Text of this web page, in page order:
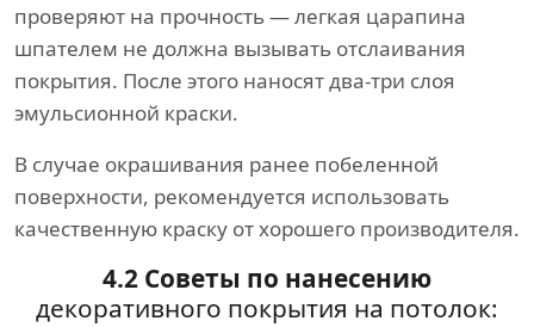
проверяют на прочность — легкая царапина
шпателем не должна вызывать отслаивания
покрытия. После этого наносят два-три слоя
эмульсионной краски.
В случае окрашивания ранее побеленной
поверхности, рекомендуется использовать
качественную краску от хорошего производителя.
4.2 Советы по нанесению
декоративного покрытия на потолок: